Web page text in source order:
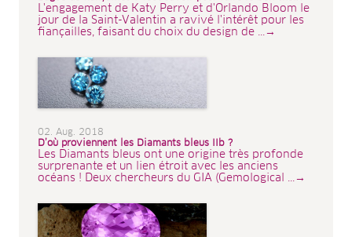
L'engagement de Katy Perry et d'Orlando Bloom le
jour de la Saint-Valentin a ravivé l'intérêt pour les
fiançailles, faisant du choix du design de ...→
02. Aug. 2018
D’où proviennent les Diamants bleus IIb ?
Les Diamants bleus ont une origine très profonde
surprenante et un lien étroit avec les anciens
océans ! Deux chercheurs du GIA (Gemological ...→